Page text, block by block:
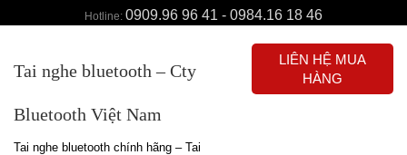
Hotline: 0909.96 96 41 - 0984.16 18 46
Tai nghe bluetooth – Cty
Bluetooth Việt Nam
Tai nghe bluetooth chính hãng – Tai
LIÊN HỆ MUA
HÀNG